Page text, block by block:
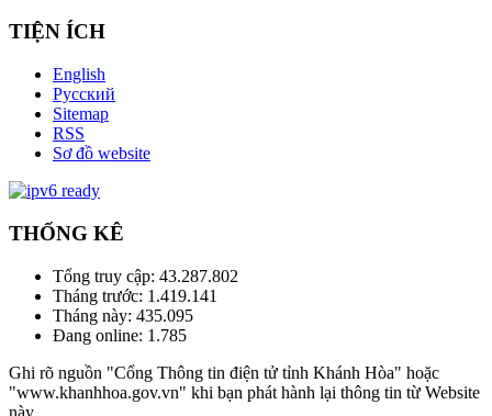
TIỆN ÍCH
English
Русский
Sitemap
RSS
Sơ đồ website
THỐNG KÊ
Tổng truy cập: 43.287.802
Tháng trước: 1.419.141
Tháng này: 435.095
Đang online: 1.785
Ghi rõ nguồn "Cổng Thông tin điện tử tỉnh Khánh Hòa" hoặc
"www.khanhhoa.gov.vn" khi bạn phát hành lại thông tin từ Website
này.